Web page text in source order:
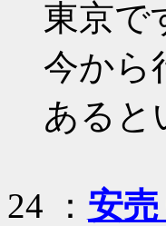
東京で
今から
あると
24 ： 安